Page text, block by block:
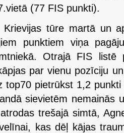
(77 FIS punkti).
Krievijas tūre martā un
punktiem viņa
Otrajā FIS listē
par vienu pozīciju
top70 pietrūkst 1,2
sievietēm nemainās
trešajā simtā,
kas dēļ kājas